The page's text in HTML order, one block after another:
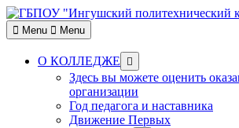
Skip
to
content
Menu Menu
О КОЛЛЕДЖЕ
Show
sub
menu
Здесь вы можете оценить
организации
Год педагога и наставника
Движение Первых